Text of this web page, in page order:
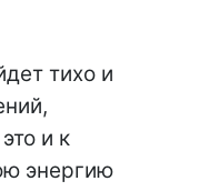
тихо и
и к
энергию